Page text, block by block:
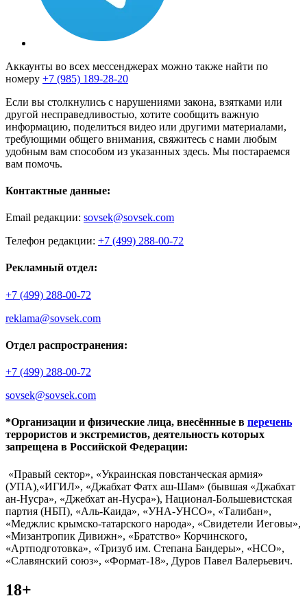
Аккаунты во всех мессенджерах можно также найти по
номеру +7 (985) 189-28-20
Если вы столкнулись с нарушениями закона, взятками или
другой несправедливостью, хотите сообщить важную
информацию, поделиться видео или другими материалами,
требующими общего внимания, свяжитесь с нами любым
удобным вам способом из указанных здесь. Мы постараемся
вам помочь.
Контактные данные:
Email редакции: sovsek@sovsek.com
Телефон редакции: +7 (499) 288-00-72
Рекламный отдел:
+7 (499) 288-00-72
reklama@sovsek.com
Отдел распространения:
+7 (499) 288-00-72
sovsek@sovsek.com
*Организации и физические лица, внесённные в перечень
террористов и экстремистов, деятельность которых
запрещена в Российской Федерации:
«Правый сектор», «Украинская повстанческая армия»
(УПА),«ИГИЛ», «Джабхат Фатх аш-Шам» (бывшая «Джабхат
ан-Нусра», «Джебхат ан-Нусра»), Национал-Большевистская
партия (НБП), «Аль-Каида», «УНА-УНСО», «Талибан»,
«Меджлис крымско-татарского народа», «Свидетели Иеговы»,
«Мизантропик Дивижн», «Братство» Корчинского,
«Артподготовка», «Тризуб им. Степана Бандеры», «НСО»,
«Славянский союз», «Формат-18», Дуров Павел Валерьевич.
18+